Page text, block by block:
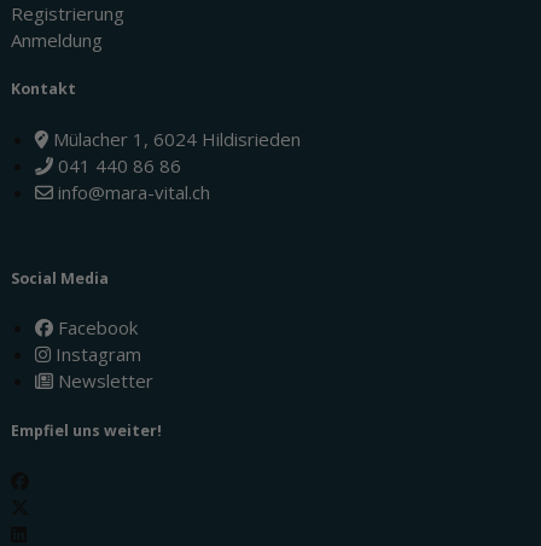
Registrierung
Anmeldung
Kontakt
Mülacher 1, 6024 Hildisrieden
041 440 86 86
info@mara-vital.ch
Social Media
Facebook
Instagram
Newsletter
Empfiel uns weiter!